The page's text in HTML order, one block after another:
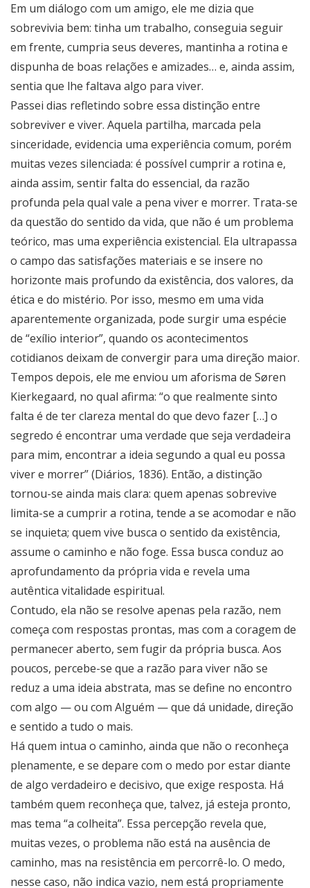
Em um diálogo com um amigo, ele me dizia que
sobrevivia bem: tinha um trabalho, conseguia seguir
em frente, cumpria seus deveres, mantinha a rotina e
dispunha de boas relações e amizades… e, ainda assim,
sentia que lhe faltava algo para viver.
Passei dias refletindo sobre essa distinção entre
sobreviver e viver. Aquela partilha, marcada pela
sinceridade, evidencia uma experiência comum, porém
muitas vezes silenciada: é possível cumprir a rotina e,
ainda assim, sentir falta do essencial, da razão
profunda pela qual vale a pena viver e morrer. Trata-se
da questão do sentido da vida, que não é um problema
teórico, mas uma experiência existencial. Ela ultrapassa
o campo das satisfações materiais e se insere no
horizonte mais profundo da existência, dos valores, da
ética e do mistério. Por isso, mesmo em uma vida
aparentemente organizada, pode surgir uma espécie
de “exílio interior”, quando os acontecimentos
cotidianos deixam de convergir para uma direção maior.
Tempos depois, ele me enviou um aforisma de Søren
Kierkegaard, no qual afirma: “o que realmente sinto
falta é de ter clareza mental do que devo fazer […] o
segredo é encontrar uma verdade que seja verdadeira
para mim, encontrar a ideia segundo a qual eu possa
viver e morrer” (Diários, 1836). Então, a distinção
tornou-se ainda mais clara: quem apenas sobrevive
limita-se a cumprir a rotina, tende a se acomodar e não
se inquieta; quem vive busca o sentido da existência,
assume o caminho e não foge. Essa busca conduz ao
aprofundamento da própria vida e revela uma
autêntica vitalidade espiritual.
Contudo, ela não se resolve apenas pela razão, nem
começa com respostas prontas, mas com a coragem de
permanecer aberto, sem fugir da própria busca. Aos
poucos, percebe-se que a razão para viver não se
reduz a uma ideia abstrata, mas se define no encontro
com algo — ou com Alguém — que dá unidade, direção
e sentido a tudo o mais.
Há quem intua o caminho, ainda que não o reconheça
plenamente, e se depare com o medo por estar diante
de algo verdadeiro e decisivo, que exige resposta. Há
também quem reconheça que, talvez, já esteja pronto,
mas tema “a colheita”. Essa percepção revela que,
muitas vezes, o problema não está na ausência de
caminho, mas na resistência em percorrê-lo. O medo,
nesse caso, não indica vazio, nem está propriamente